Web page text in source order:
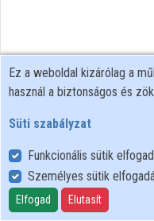
Felhasználói szabályzat
Adatkezelési tájékoztató
Süti szabályzat
Ez a weboldal kizárólag a
használ a biztonságos és
Süti szabályzat
Funkcionális sütik
Személyes sütik
Elfogad Elutasít